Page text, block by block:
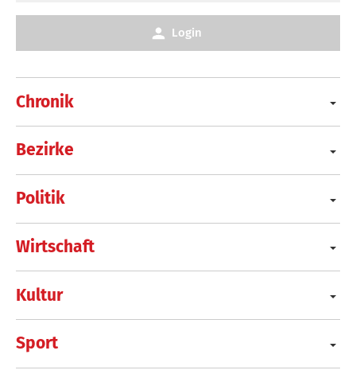
Chronik
Bezirke
Politik
Wirtschaft
Kultur
Sport
Login